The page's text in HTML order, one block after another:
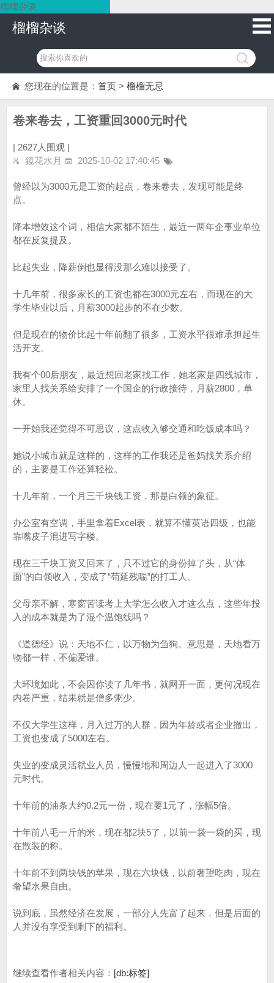
榴榴杂谈
榴榴杂谈
您现在的位置是： 首页 > 榴榴无忌
卷来卷去，工资重回3000元时代
| 2627人围观 |
鏡花水月
2025-10-02 17:40:45
曾经以为3000元是工资的起点，卷来卷去，发现可能是终
点。
降本增效这个词，相信大家都不陌生，最近一两年企事业单位
都在反复提及。
比起失业，降薪倒也显得没那么难以接受了。
十几年前，很多家长的工资也都在3000元左右，而现在的大
学生毕业以后，月薪3000起步的不在少数。
但是现在的物价比起十年前翻了很多，工资水平很难承担起生
活开支。
我有个00后朋友，最近想回老家找工作，她老家是四线城市，
家里人找关系给安排了一个国企的行政接待，月薪2800，单
休。
一开始我还觉得不可思议，这点收入够交通和吃饭成本吗？
她说小城市就是这样的，这样的工作我还是爸妈找关系介绍
的，主要是工作还算轻松。
十几年前，一个月三千块钱工资，那是白领的象征。
办公室有空调，手里拿着Excel表，就算不懂英语四级，也能
靠嘴皮子混进写字楼。
现在三千块工资又回来了，只不过它的身份掉了头，从“体
面”的白领收入，变成了“苟延残喘”的打工人。
父母亲不解，寒窗苦读考上大学怎么收入才这么点，这些年投
入的成本就是为了混个温饱线吗？
《道德经》说：天地不仁，以万物为刍狗。意思是，天地看万
物都一样，不偏爱谁。
大环境如此，不会因你读了几年书，就网开一面，更何况现在
内卷严重，结果就是僧多粥少。
不仅大学生这样，月入过万的人群，因为年龄或者企业撤出，
工资也变成了5000左右。
失业的变成灵活就业人员，慢慢地和周边人一起进入了3000
元时代。
十年前的油条大约0.2元一份，现在要1元了，涨幅5倍。
十年前八毛一斤的米，现在都2块5了，以前一袋一袋的买，现
在散装的称。
十年前不到两块钱的苹果，现在六块钱，以前奢望吃肉，现在
奢望水果自由。
说到底，虽然经济在发展，一部分人先富了起来，但是后面的
人并没有享受到剩下的福利。
继续查看作者相关内容： [db:标签]